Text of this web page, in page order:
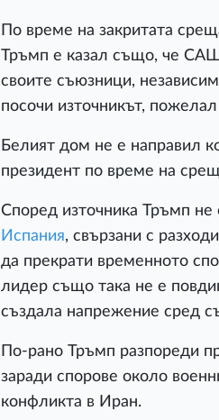
По време на закритата
Тръмп е казал също, че
своите съюзници,
посочи източникът,
Белият дом не е направил
президент по време на
Според източника Тръмп не
Испания, свързани с
да прекрати временното
лидер също така не е
създала напрежение сред
По-рано Тръмп разпореди
заради спорове около
конфликта в Иран.